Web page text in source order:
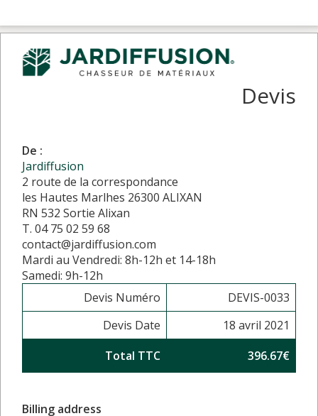
Devis
De :
Jardiffusion
2 route de la correspondance
les Hautes Marlhes 26300 ALIXAN
RN 532 Sortie Alixan
T. 04 75 02 59 68
contact@jardiffusion.com
Mardi au Vendredi: 8h-12h et 14-18h
Samedi: 9h-12h
Devis Numéro
DEVIS-0033
Devis Date
18 avril 2021
Total TTC
396.67€
Billing address